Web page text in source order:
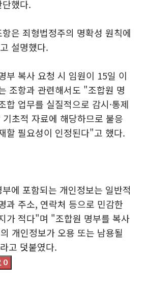
했다.
은 죄형법정주의 명확성 원칙에
설명했다.
부 복사 요청 시 임원이 15일 이
조항과 관련해서도 "조합원 명
합 업무를 실질적으로 감시·통제
초적 자료에 해당하므로 불응
할 필요성이 인정된다"고 했다.
에 포함되는 개인정보는 일반적
과 주소, 연락처 등으로 민감한
가 적다"며 "조합원 명부를 복사
개인정보가 오용 또는 남용될
고 덧붙였다.
0